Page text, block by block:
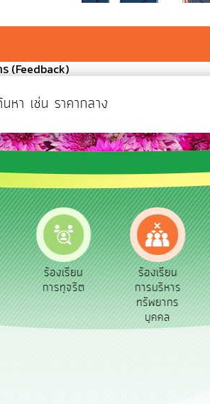
(Feedback)
เฉลิมพระชนมพรรษา 28 กรกฏาคม 2569
ร้องเรียน
การทุจริต
ร้องเรียน
การบริหาร
ทรัพยากร
บุคคล